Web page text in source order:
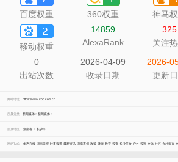
百度权重 360权重 神马
移动权重
14859
AlexaRank
325
关注
0
出站次数
2026-04-09
收录日期
2026-
更新
网站地址： https://www.voc.com.cn
所属分类： 新闻媒体> 新闻媒体>
所属地区： 湖南省> 长沙市
网站TAG： 华声在线 湖南日报 时事报道 最新资讯 湖南市州 政策 健康 教育 投资 长沙美食 户外 投诉 文体 社区 乡村振兴